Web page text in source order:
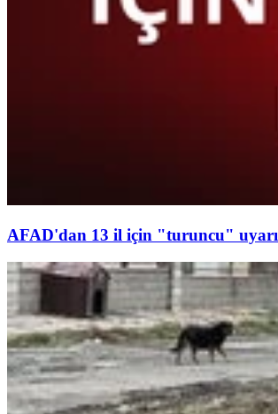
AFAD'dan 13 il için "turuncu" uyarı